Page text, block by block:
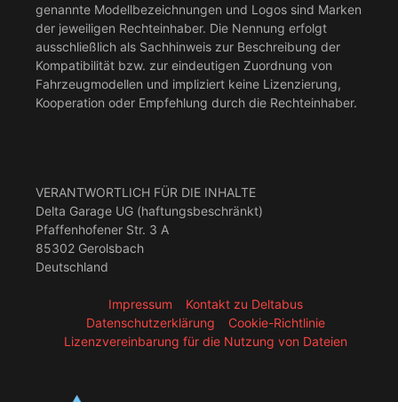
genannte Modellbezeichnungen und Logos sind Marken
der jeweiligen Rechteinhaber. Die Nennung erfolgt
ausschließlich als Sachhinweis zur Beschreibung der
Kompatibilität bzw. zur eindeutigen Zuordnung von
Fahrzeugmodellen und impliziert keine Lizenzierung,
Kooperation oder Empfehlung durch die Rechteinhaber.
VERANTWORTLICH FÜR DIE INHALTE
Delta Garage UG (haftungsbeschränkt)
Pfaffenhofener Str. 3 A
85302 Gerolsbach
Deutschland
Impressum
Kontakt zu Deltabus
Datenschutzerklärung
Cookie-Richtlinie
Lizenzvereinbarung für die Nutzung von Dateien